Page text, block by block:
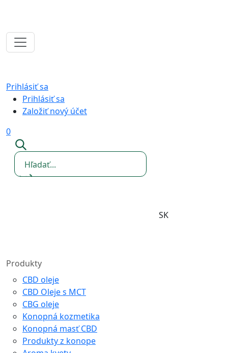
Prihlásiť sa
Prihlásiť sa
Založiť nový účet
0
SK
Produkty
CBD oleje
CBD Oleje s MCT
CBG oleje
Konopná kozmetika
Konopná masť CBD
Produkty z konope